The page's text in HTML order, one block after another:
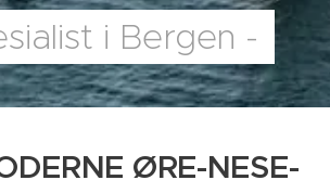
i Bergen -
ØRE-NESE-